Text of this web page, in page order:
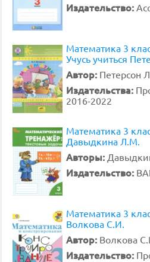
Издательство:
Математика 3
Учусь учиться
Автор: Петерсон
Издательства:
2016-2022
Математика 3
Давыдкина Л.М.
Авторы:
Издательство:
Математика 3
Волкова С.И.
Автор: Волкова
Издательство: